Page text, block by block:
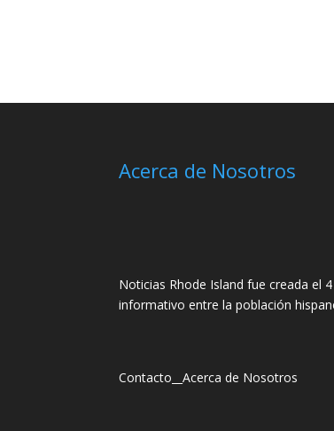
Acerca de Nosotros
Noticias Rhode Island fue creada el
informativo entre la población
Contacto __Acerca de Nosotros